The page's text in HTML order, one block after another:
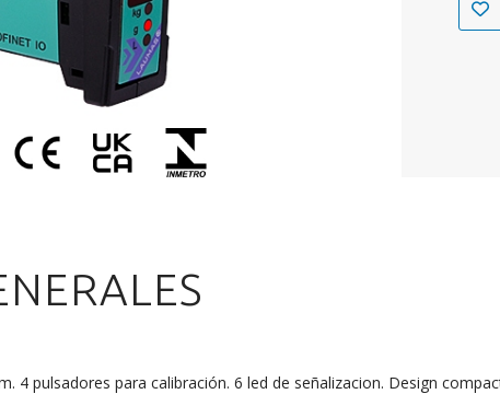
4 pulsadores para calibración. 6 led de señalizacion. Design